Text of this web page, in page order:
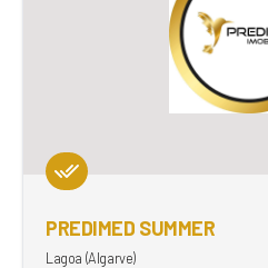
PREDIMED SUMMER
Lagoa (Algarve)